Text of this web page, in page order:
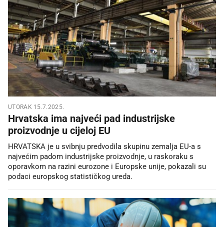
UTORAK 15.7.2025.
Hrvatska ima najveći pad industrijske
proizvodnje u cijeloj EU
HRVATSKA je u svibnju predvodila skupinu zemalja EU-a s
najvećim padom industrijske proizvodnje, u raskoraku s
oporavkom na razini eurozone i Europske unije, pokazali su
podaci europskog statističkog ureda.